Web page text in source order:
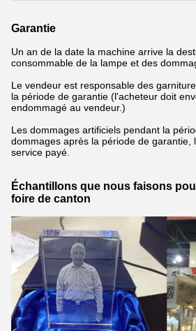
Garantie
Un an de la date la machine arrive la
consommable de la lampe et des
Le vendeur est responsable des
la période de garantie (l'acheteur doit
endommagé au vendeur.)
Les dommages artificiels pendant la
dommages après la période de garantie,
service payé.
Échantillons que nous faisons
foire de canton